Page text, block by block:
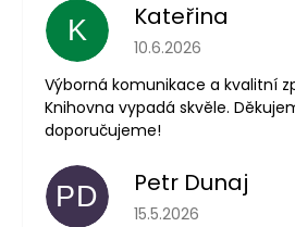
K Kateřina
Hodnocení obchodu
10.6.2026
Výborná komunikace a kvalitní
Knihovna vypadá skvěle.
doporučujeme!
PD Petr Dunaj
Hodnocení obchodu
15.5.2026